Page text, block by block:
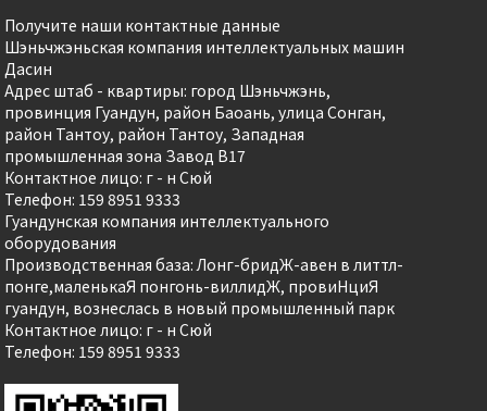
Получите наши контактные данные
Шэньчжэньская компания интеллектуальных машин
Дасин
Адрес штаб - квартиры: город Шэньчжэнь,
провинция Гуандун, район Баоань, улица Сонган,
район Тантоу, район Тантоу, Западная
промышленная зона Завод B17
Контактное лицо: г - н Сюй
Телефон: 159 8951 9333
Гуандунская компания интеллектуального
оборудования
Производственная база: Лонг-бридЖ-авен в литтл-
понге,маленькаЯ понгонь-виллидЖ, провиHциЯ
гуандун, вознеслась в новый промышленный парк
Контактное лицо: г - н Сюй
Телефон: 159 8951 9333